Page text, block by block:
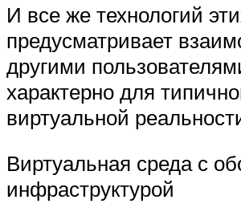
И все же технологий
предусматривает
другими
характерно для
виртуальной
Виртуальная среда с
инфраструктурой